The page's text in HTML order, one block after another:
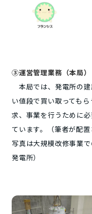
③運営管理業務（本局）
本局では、発電所の
い値段で買い取っても
求、事業を行うために
ています。（筆者が配置
写真は大規模改修事業
発電所）